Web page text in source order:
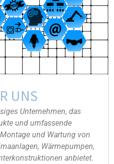
UNS
Unternehmen, das
und umfassende
und Wartung von
Wärmepumpen,
anbietet.